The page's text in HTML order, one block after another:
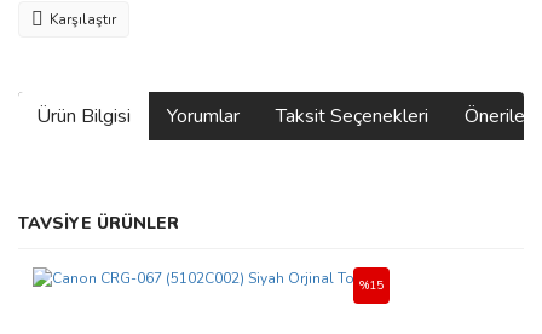
Karşılaştır
Ürün Bilgisi Yorumlar Taksit Seçenekleri
Bu ürünün fiyat bilgisi, resim, ürün açıklamalarında ve diğer
konularda yetersiz gördüğünüz noktaları öneri formunu kullanarak
Görüş ve önerileriniz için teşekkür ederiz.
TAVSİYE ÜRÜNLER
%15